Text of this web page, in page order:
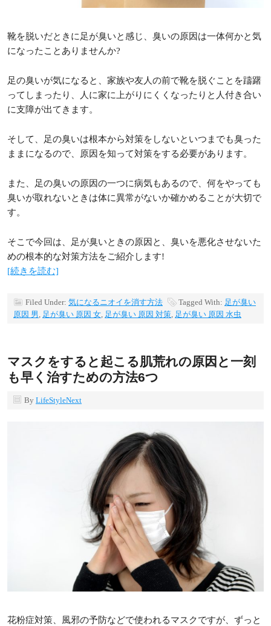
靴を脱いだときに足が臭いと感じ、臭いの原因は一体何かと気
になったことありませんか?
足の臭いが気になると、家族や友人の前で靴を脱ぐことを躊躇
ってしまったり、人に家に上がりにくくなったりと人付き合い
に支障が出てきます。
そして、足の臭いは根本から対策をしないといつまでも臭った
ままになるので、原因を知って対策をする必要があります。
また、足の臭いの原因の一つに病気もあるので、何をやっても
臭いが取れないときは体に異常がないか確かめることが大切で
す。
そこで今回は、足が臭いときの原因と、臭いを悪化させないた
めの根本的な対策方法をご紹介します!
[続きを読む]
Filed Under: 気になるニオイを消す方法 Tagged With: 足が臭い
原因 男
足が臭い 原因 女 足が臭い 原因 対策 足が臭い 原因 水虫
マスクをすると起こる肌荒れの原因と一刻
も早く治すための方法6つ
By LifeStyleNext
花粉症対策、風邪の予防などで使われるマスクですが、ずっと